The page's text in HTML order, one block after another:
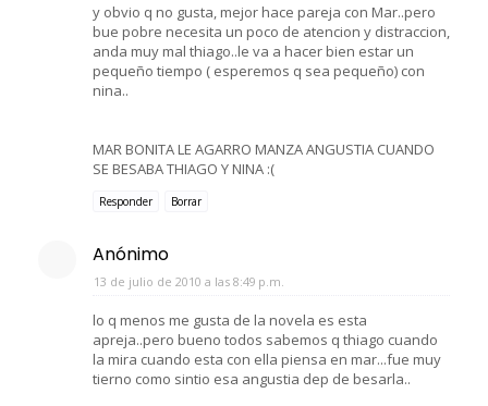
y obvio q no gusta, mejor hace pareja con Mar..pero
bue pobre necesita un poco de atencion y distraccion,
anda muy mal thiago..le va a hacer bien estar un
pequeño tiempo ( esperemos q sea pequeño) con
nina..
MAR BONITA LE AGARRO MANZA ANGUSTIA CUANDO
SE BESABA THIAGO Y NINA :(
Responder Borrar
Anónimo
13 de julio de 2010 a las 8:49 p.m.
lo q menos me gusta de la novela es esta
apreja..pero bueno todos sabemos q thiago cuando
la mira cuando esta con ella piensa en mar...fue muy
tierno como sintio esa angustia dep de besarla..